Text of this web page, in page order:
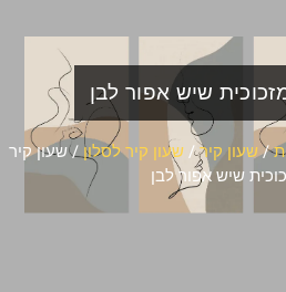
שיש אפור לבן
/שעון קיר/שעון קיר לסלון/ שעון קיר
שיש אפור לבן